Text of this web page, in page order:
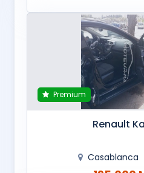
Premium
Renault
Casablanca